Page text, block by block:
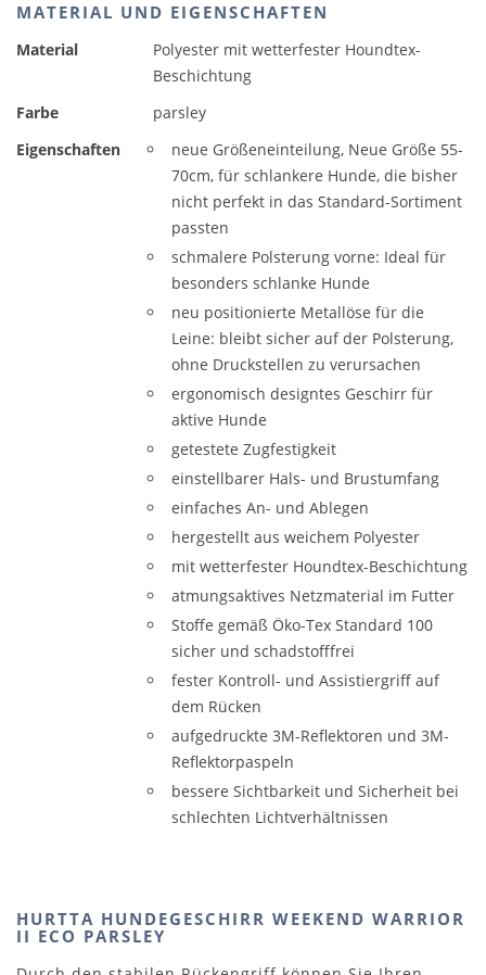
MATERIAL UND EIGENSCHAFTEN
Material
Polyester mit wetterfester Houndtex-
Beschichtung
Farbe
parsley
Eigenschaften
neue Größeneinteilung, Neue Größe 55-
70cm, für schlankere Hunde, die bisher
nicht perfekt in das Standard-Sortiment
passten
schmalere Polsterung vorne: Ideal für
besonders schlanke Hunde
neu positionierte Metallöse für die
Leine: bleibt sicher auf der Polsterung,
ohne Druckstellen zu verursachen
ergonomisch designtes Geschirr für
aktive Hunde
getestete Zugfestigkeit
einstellbarer Hals- und Brustumfang
einfaches An- und Ablegen
hergestellt aus weichem Polyester
mit wetterfester Houndtex-Beschichtung
atmungsaktives Netzmaterial im Futter
Stoffe gemäß Öko-Tex Standard 100
sicher und schadstofffrei
fester Kontroll- und Assistiergriff auf
dem Rücken
aufgedruckte 3M-Reflektoren und 3M-
Reflektorpaspeln
bessere Sichtbarkeit und Sicherheit bei
schlechten Lichtverhältnissen
HURTTA HUNDEGESCHIRR WEEKEND WARRIOR
II ECO PARSLEY